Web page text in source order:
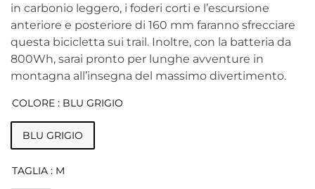
in carbonio leggero, i foderi corti e l’escursione
anteriore e posteriore di 160 mm faranno sfrecciare
questa bicicletta sui trail. Inoltre, con la batteria da
800Wh, sarai pronto per lunghe avventure in
montagna all’insegna del massimo divertimento.
COLORE : BLU GRIGIO
BLU GRIGIO
TAGLIA : M